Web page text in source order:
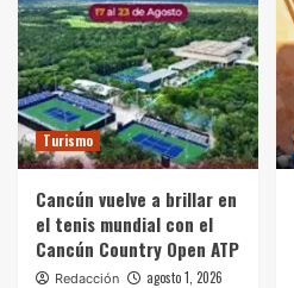
Turismo
Cancún vuelve a brillar en
el tenis mundial con el
Cancún Country Open ATP
Redacción agosto 1, 2026